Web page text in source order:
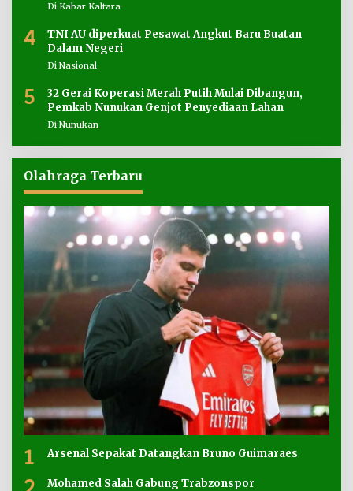
Di Kabar Kaltara
4
TNI AU diperkuat Pesawat Angkut Baru Buatan
Dalam Negeri
Di Nasional
5
32 Gerai Koperasi Merah Putih Mulai Dibangun,
Pemkab Nunukan Genjot Penyediaan Lahan
Di Nunukan
Olahraga Terbaru
1 Arsenal Sepakat Datangkan Bruno Guimaraes
Mohamed Salah Gabung Trabzonspor